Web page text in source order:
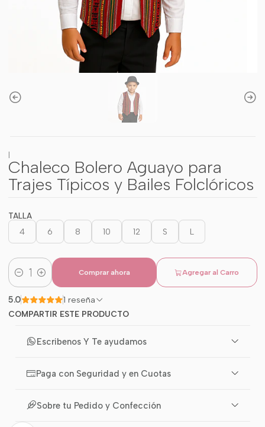
|
Chaleco Bolero Aguayo para
Trajes Típicos y Bailes Folclóricos
TALLA
4 6 8 10 12 S L
Cantidad
Agregar al Carro
Comprar ahora
5.0 1 reseña
COMPARTIR ESTE PRODUCTO
Escribenos Y Te ayudamos
Paga con Seguridad y en Cuotas
Sobre tu Pedido y Confección